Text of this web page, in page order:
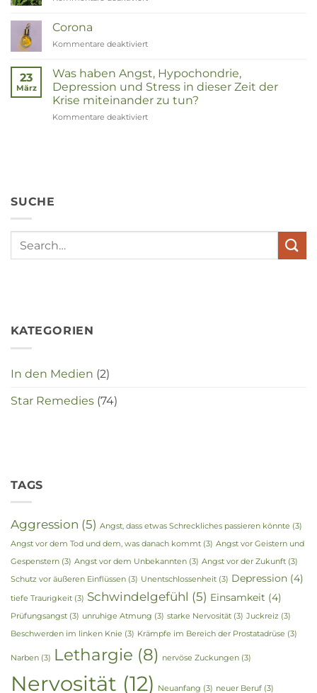
Corona
Kommentare deaktiviert
23
März
Was haben Angst, Hypochondrie,
Depression und Stress in dieser Zeit der
Krise miteinander zu tun?
Kommentare deaktiviert
in
SUCHE
KATEGORIEN
In den Medien (2)
Star Remedies (74)
TAGS
Aggression (5) Angst, dass etwas Schreckliches passieren könnte (3)
Angst vor dem Tod und dem, was danach kommt (3) Angst vor Geistern und
Gespenstern (3) Angst vor dem Unbekannten (3) Angst vor der Zukunft (3)
Schutz vor äußeren Einflüssen (3) Unentschlossenheit (3) Depression (4)
tiefe Traurigkeit (3) Schwindelgefühl (5) Einsamkeit (4)
Prüfungsangst (3) unruhige Atmung (3) starke Nervosität (3) Juckreiz (3)
Beschwerden im linken Knie (3) Krämpfe im Bereich der Prostatadrüse (3)
Narben (3) Lethargie (8) nervöse Zuckungen (3)
Nervosität (12) Neuanfang (3) neuer Beruf (3)